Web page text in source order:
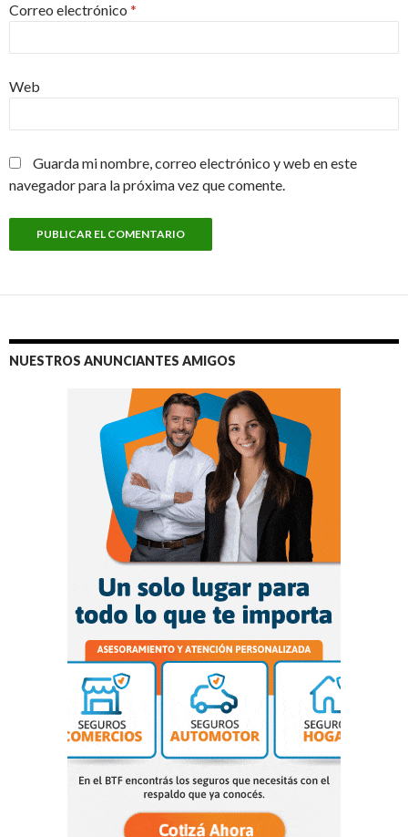
Correo electrónico *
Web
Guarda mi nombre, correo electrónico y web en este
navegador para la próxima vez que comente.
NUESTROS ANUNCIANTES AMIGOS